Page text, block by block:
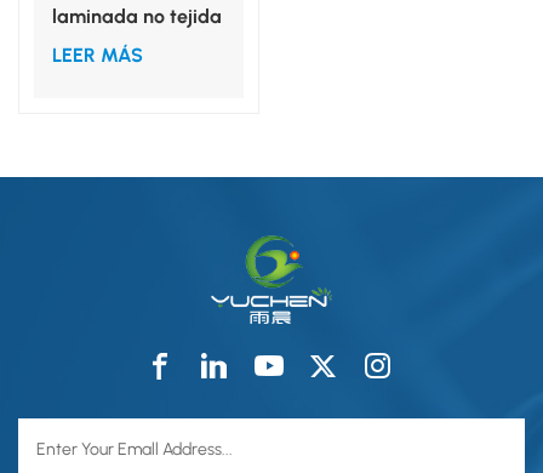
laminada no tejida
de PP hidrófilo o PP
LEER MÁS